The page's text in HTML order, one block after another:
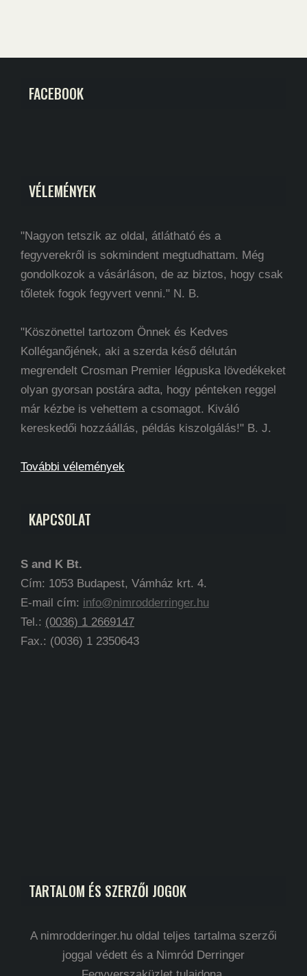
FACEBOOK
VÉLEMÉNYEK
"Nagyon tetszik az oldal, átlátható és a
fegyverekről is sokmindent megtudhattam. Még
gondolkozok a vásárláson, de az biztos, hogy csak
tőletek fogok fegyvert venni." N. B.
"Köszönettel tartozom Önnek és Kedves
Kolléganőjének, aki a szerda késő délután
megrendelt Crosman Premier légpuska lövedékeket
olyan gyorsan postára adta, hogy pénteken reggel
már kézbe is vehettem a csomagot. Kiváló
kereskedői hozzáállás, példás kiszolgálás!" B. J.
További vélemények
KAPCSOLAT
S and K Bt.
Cím: 1053 Budapest, Vámház krt. 4.
E-mail cím: info@nimrodderringer.hu
Tel.: (0036) 1 2669147
Fax.: (0036) 1 2350643
TARTALOM ÉS SZERZŐI JOGOK
A nimrodderinger.hu oldal teljes tartalma szerzői
joggal védett és a Nimród Derringer